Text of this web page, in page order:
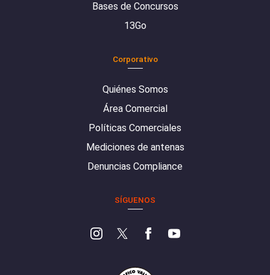
Bases de Concursos
13Go
Corporativo
Quiénes Somos
Área Comercial
Políticas Comerciales
Mediciones de antenas
Denuncias Compliance
SÍGUENOS